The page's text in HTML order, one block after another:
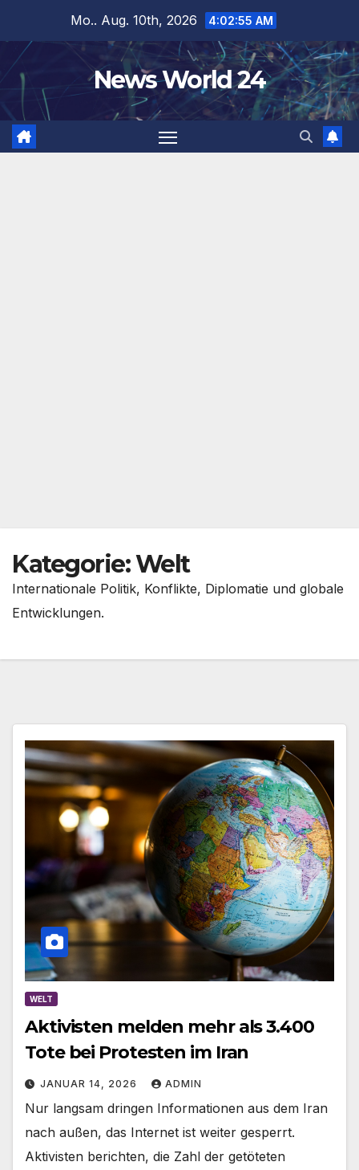
springen
Mo.. Aug. 10th, 2026 4:02:57 AM
News World 24
Kategorie:Welt
Internationale Politik, Konflikte, Diplomatie und globale
Entwicklungen.
WELT
Aktivisten melden mehr als 3.400
Tote bei Protesten im Iran
JANUAR 14, 2026 ADMIN
Nur langsam dringen Informationen aus dem Iran
nach außen, das Internet ist weiter gesperrt.
Aktivisten berichten, die Zahl der getöteten